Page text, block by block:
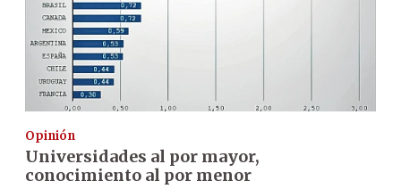
Opinión
Universidades al por mayor,
conocimiento al por menor